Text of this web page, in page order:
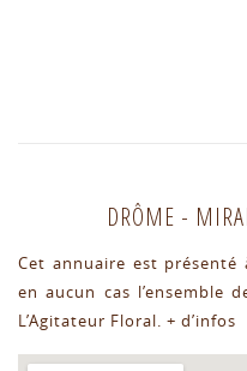
DRÔME -
Cet annuaire est
en aucun cas l’ensemble
L’Agitateur Floral. + d’infos